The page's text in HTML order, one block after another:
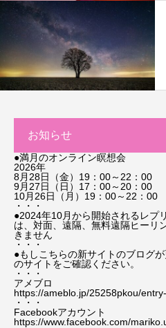
お知らせ
●満月のオンライン瞑想会
2026年
8月28日（金）19：00～22：00
9月27日（日）17：00～20：00
10月26日（月）19：00～22：00
・・・
●2024年10月から開始されるレプ
は、対面、遠隔、無料遠隔ヒーリ
きません
・・・
●もしこちらの新サイトのブログ
のサイトをご確認ください。
・・・
アメブロ
https://ameblo.jp/25258pkou/
・・・
Facebookアカウント
https://www.facebook.com/